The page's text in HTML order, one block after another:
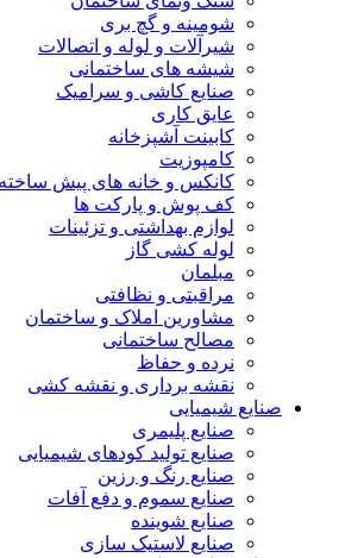
شومینه و گچ بری
شیرآلات و لوله و اتصالات
شیشه های ساختمانی
صنایع کاشی و سرامیک
عایق کاری
کابینت آشپزخانه
کامپوزیت
کانکس و خانه های پیش ساخته
کف پوش و پارکت ها
لوازم بهداشتی و تزئینات
لوله کشی گاز
مبلمان
مراقبتی و نظافتی
مشاورین املاک و ساختمان
مصالح ساختمانی
نرده و حفاظ
نقشه برداری و نقشه کشی
صنایع شیمیایی
صنایع پلیمری
صنایع تولید کودهای شیمیایی
صنایع رنگ و رزین
صنایع سموم و دفع آفات
صنایع شوینده
صنایع لاستیک سازی